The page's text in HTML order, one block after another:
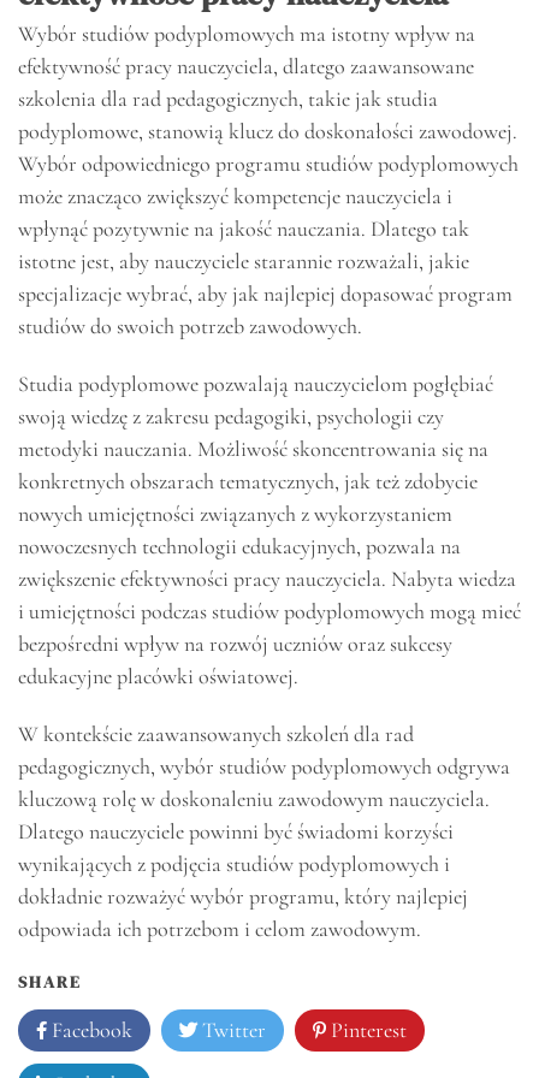
Wybór studiów podyplomowych ma istotny wpływ na
efektywność pracy nauczyciela, dlatego zaawansowane
szkolenia dla rad pedagogicznych, takie jak studia
podyplomowe, stanowią klucz do doskonałości zawodowej.
Wybór odpowiedniego programu studiów podyplomowych
może znacząco zwiększyć kompetencje nauczyciela i
wpłynąć pozytywnie na jakość nauczania. Dlatego tak
istotne jest, aby nauczyciele starannie rozważali, jakie
specjalizacje wybrać, aby jak najlepiej dopasować program
studiów do swoich potrzeb zawodowych.
Studia podyplomowe pozwalają nauczycielom pogłębiać
swoją wiedzę z zakresu pedagogiki, psychologii czy
metodyki nauczania. Możliwość skoncentrowania się na
konkretnych obszarach tematycznych, jak też zdobycie
nowych umiejętności związanych z wykorzystaniem
nowoczesnych technologii edukacyjnych, pozwala na
zwiększenie efektywności pracy nauczyciela. Nabyta wiedza
i umiejętności podczas studiów podyplomowych mogą mieć
bezpośredni wpływ na rozwój uczniów oraz sukcesy
edukacyjne placówki oświatowej.
W kontekście zaawansowanych szkoleń dla rad
pedagogicznych, wybór studiów podyplomowych odgrywa
kluczową rolę w doskonaleniu zawodowym nauczyciela.
Dlatego nauczyciele powinni być świadomi korzyści
wynikających z podjęcia studiów podyplomowych i
dokładnie rozważyć wybór programu, który najlepiej
odpowiada ich potrzebom i celom zawodowym.
SHARE
Facebook Twitter Pinterest